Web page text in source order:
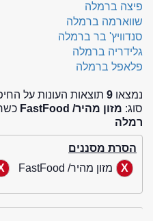
פיצה ברמלה
שווארמה ברמלה
סנדוויץ' בר ברמלה
גלידריה ברמלה
פלאפל ברמלה
נמצאו 9 תוצאות העונות על
סוג: מזון מהיר/ FastFood
רמלה
הסרת מסננים
מזון מהיר/ FastFood